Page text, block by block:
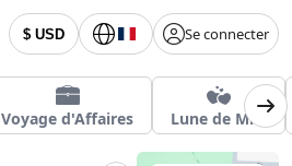
$ USD Se connecter
Voyage d'Affaires Lune de Miel